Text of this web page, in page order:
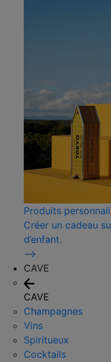
Produits
Créer un cadeau
d’enfant.
⟶
CAVE
CAVE
Champagnes
Vins
Spiritueux
Cocktails